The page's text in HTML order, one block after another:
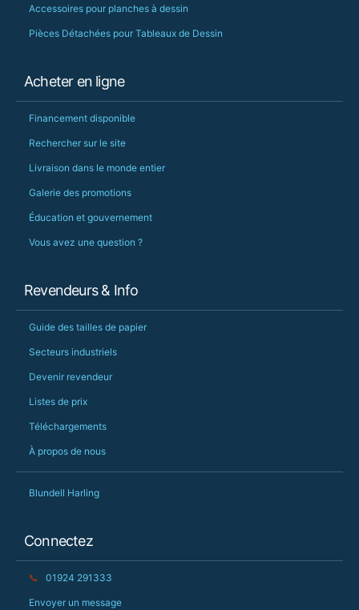
Accessoires pour planches à dessin
Pièces Détachées pour Tableaux de Dessin
Acheter en ligne
Financement disponible
Rechercher sur le site
Livraison dans le monde entier
Galerie des promotions
Éducation et gouvernement
Vous avez une question ?
Revendeurs & Info
Guide des tailles de papier
Secteurs industriels
Devenir revendeur
Listes de prix
Téléchargements
À propos de nous
Blundell Harling
Connectez
📞 01924 291333
Envoyer un message